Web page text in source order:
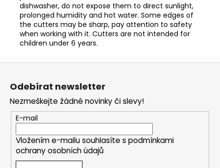
dishwasher, do not expose them to direct sunlight,
prolonged humidity and hot water. Some edges of
the cutters may be sharp, pay attention to safety
when working with it. Cutters are not intended for
children under 6 years.
Z
Odebírat newsletter
Nezmeškejte žádné novinky či slevy!
E-mail
Vložením e-mailu souhlasíte s podmínkami
ochrany osobních údajů